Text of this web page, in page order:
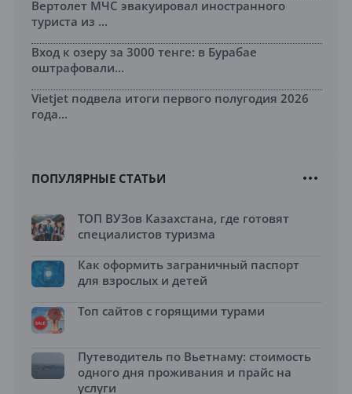
Вертолет МЧС эвакуировал иностранного
туриста из ...
Вход к озеру за 3000 тенге: в Бурабае
оштрафовали...
Vietjet подвела итоги первого полугодия 2026
года...
ПОПУЛЯРНЫЕ СТАТЬИ
ТОП ВУЗов Казахстана, где готовят
специалистов туризма
Как оформить заграничный паспорт
для взрослых и детей
Топ сайтов с горящими турами
Путеводитель по Вьетнаму: стоимость
одного дня проживания и прайс на
услуги